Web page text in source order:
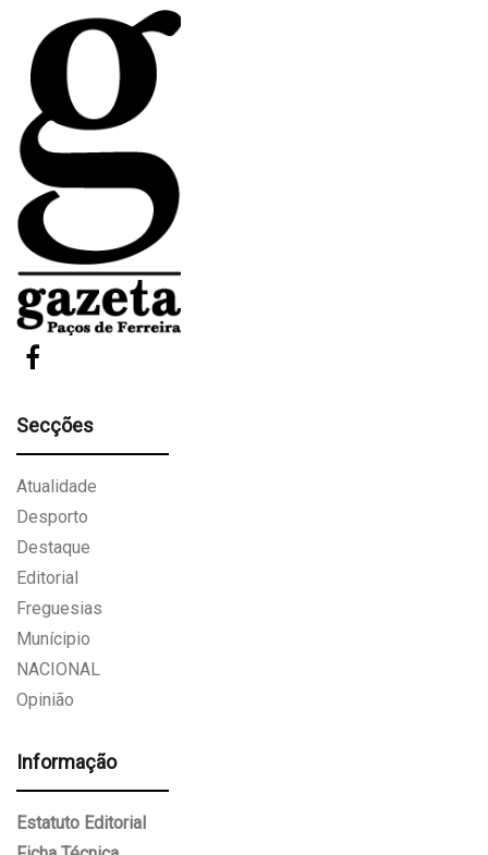
Secções
Atualidade
Desporto
Destaque
Editorial
Freguesias
Munícipio
NACIONAL
Opinião
Informação
Estatuto Editorial